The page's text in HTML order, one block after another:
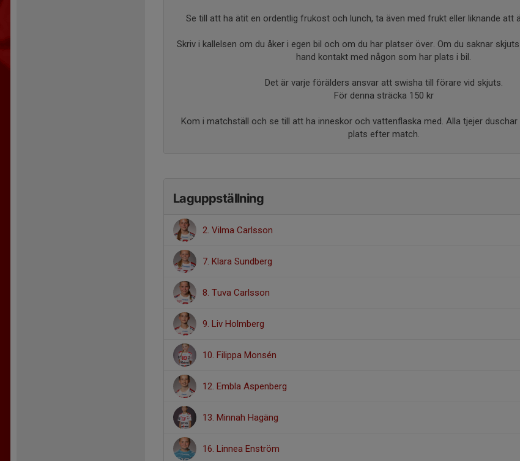
Se till att ha ätit en ordentlig frukost och lunch, ta även med frukt eller liknande att
Skriv i kallelsen om du åker i egen bil och om du har platser över. Om du saknar
hand kontakt med någon som har plats i bil.
Det är varje förälders ansvar att swisha till förare vid skjuts.
För denna sträcka 150 kr
Kom i matchställ och se till att ha inneskor och vattenflaska med. Alla tjejer
plats efter match.
Laguppställning
2. Vilma Carlsson
7. Klara Sundberg
8. Tuva Carlsson
9. Liv Holmberg
10. Filippa Monsén
12. Embla Aspenberg
13. Minnah Hagäng
16. Linnea Enström